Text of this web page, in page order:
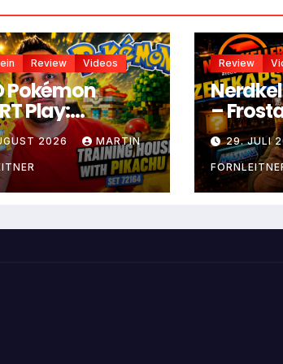
Review Videos
Pokémon
Play:
mit
2026 MARTIN
Review
–
Weaver
29. JULI